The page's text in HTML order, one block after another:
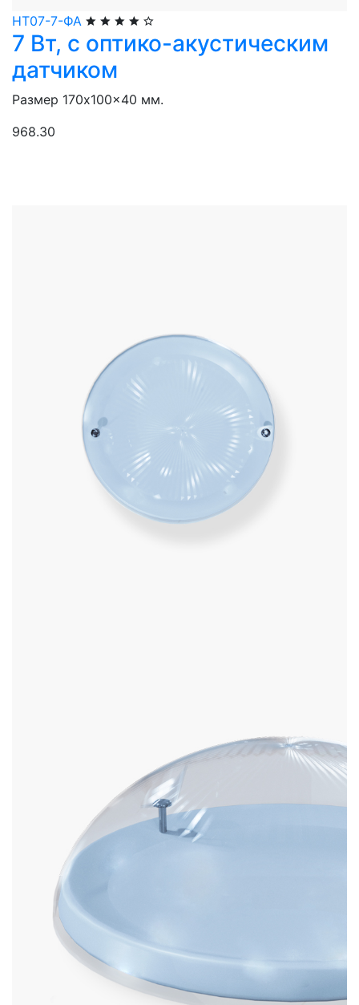
НТ07-7-ФА
7 Вт, с оптико-акустическим
датчиком
Размер 170x100x40 мм.
968.30